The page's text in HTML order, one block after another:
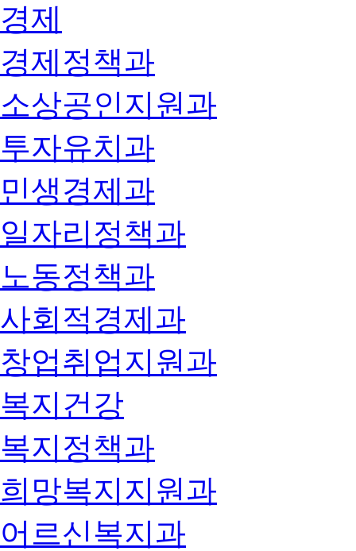
경제
경제정책과
소상공인지원과
투자유치과
민생경제과
일자리정책과
노동정책과
사회적경제과
창업취업지원과
복지건강
복지정책과
희망복지지원과
어르신복지과